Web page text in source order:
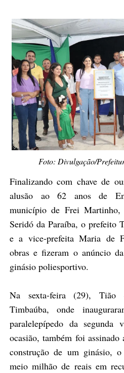
Foto: Divulgação/
Finalizando com chave de
alusão ao 62 anos de
município de Frei
Seridó da Paraíba, o prefeito
e a vice-prefeita Maria de
obras e fizeram o anúncio
ginásio poliesportivo.
Na sexta-feira (29), Tião
Timbaúba, onde
paralelepípedo da segunda
ocasião, também foi
construção de um ginásio,
meio milhão de reais em